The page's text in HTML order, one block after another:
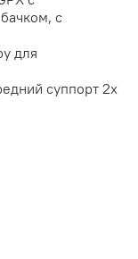
с
для
суппорт 2х